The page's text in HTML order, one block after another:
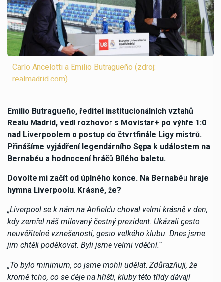
Carlo Ancelotti a Emilio Butragueño (zdroj:
realmadrid.com)
Emilio Butragueño, ředitel institucionálních vztahů
Realu Madrid, vedl rozhovor s Movistar+ po výhře 1:0
nad Liverpoolem o postup do čtvrtfinále Ligy mistrů.
Přinášíme vyjádření legendárního Sępa k událostem na
Bernabéu a hodnocení hráčů Bílého baletu.
Dovolte mi začít od úplného konce. Na Bernabéu hraje
hymna Liverpoolu. Krásné, že?
„Liverpool se k nám na Anfieldu choval velmi krásně v den,
kdy zemřel náš milovaný čestný prezident. Ukázali gesto
neuvěřitelné vznešenosti, gesto velkého klubu. Dnes jsme
jim chtěli poděkovat. Byli jsme velmi vděční.“
„To bylo minimum, co jsme mohli udělat. Zdůrazňuji, že
kromě toho, co se děje na hřišti, kluby této třídy dávají